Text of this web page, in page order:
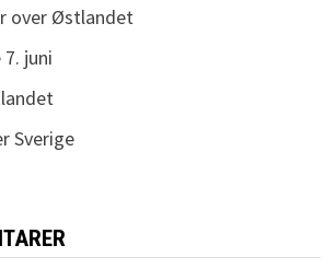
over Østlandet
juni
Sverige